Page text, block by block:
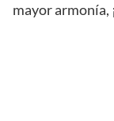
mayor armonía,